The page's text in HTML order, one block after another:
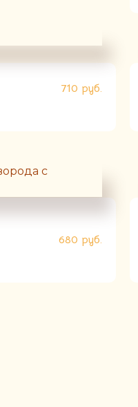
710 руб.
680 руб.